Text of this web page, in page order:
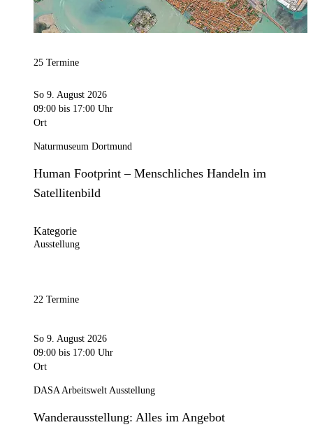
25 Termine
So 9. August 2026
09:00 bis 17:00 Uhr
Ort
Naturmuseum Dortmund
Human Footprint – Menschliches Handeln im
Satellitenbild
Kategorie
Ausstellung
22 Termine
So 9. August 2026
09:00 bis 17:00 Uhr
Ort
DASA Arbeitswelt Ausstellung
Wanderausstellung: Alles im Angebot